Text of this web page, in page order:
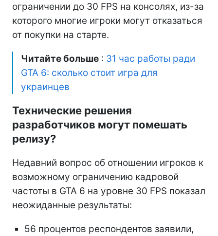
ограничении до 30 FPS на консолях, из-за
которого многие игроки могут отказаться
от покупки на старте.
Читайте больше : 31 час работы ради
GTA 6: сколько стоит игра для
украинцев
Технические решения
разработчиков могут помешать
релизу?
Недавний вопрос об отношении игроков к
возможному ограничению кадровой
частоты в GTA 6 на уровне 30 FPS показал
неожиданные результаты:
56 процентов респондентов заявили,